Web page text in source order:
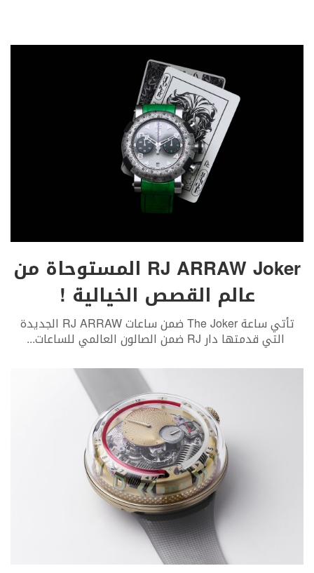
RJ ARRAW Joker المستوحاة من
عالم القصص الخيالية !
تأتي ساعة The Joker ضمن ساعات RJ ARRAW الجديدة
التي قدمتها دار RJ ضمن الصالون العالمي للساعات ...